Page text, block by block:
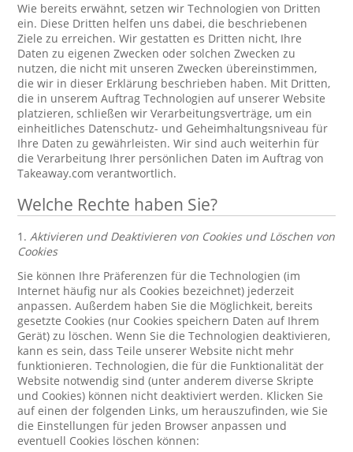
Wie bereits erwähnt, setzen wir Technologien von Dritten
ein. Diese Dritten helfen uns dabei, die beschriebenen
Ziele zu erreichen. Wir gestatten es Dritten nicht, Ihre
Daten zu eigenen Zwecken oder solchen Zwecken zu
nutzen, die nicht mit unseren Zwecken übereinstimmen,
die wir in dieser Erklärung beschrieben haben. Mit Dritten,
die in unserem Auftrag Technologien auf unserer Website
platzieren, schließen wir Verarbeitungsverträge, um ein
einheitliches Datenschutz- und Geheimhaltungsniveau für
Ihre Daten zu gewährleisten. Wir sind auch weiterhin für
die Verarbeitung Ihrer persönlichen Daten im Auftrag von
Takeaway.com verantwortlich.
Welche Rechte haben Sie?
1.Aktivieren und Deaktivieren von Cookies und Löschen von
Cookies
Sie können Ihre Präferenzen für die Technologien (im
Internet häufig nur als Cookies bezeichnet) jederzeit
anpassen. Außerdem haben Sie die Möglichkeit, bereits
gesetzte Cookies (nur Cookies speichern Daten auf Ihrem
Gerät) zu löschen. Wenn Sie die Technologien deaktivieren,
kann es sein, dass Teile unserer Website nicht mehr
funktionieren. Technologien, die für die Funktionalität der
Website notwendig sind (unter anderem diverse Skripte
und Cookies) können nicht deaktiviert werden. Klicken Sie
auf einen der folgenden Links, um herauszufinden, wie Sie
die Einstellungen für jeden Browser anpassen und
eventuell Cookies löschen können: